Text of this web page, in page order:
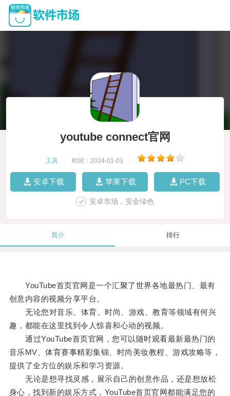
youtube connect官网
工具 时间：2024-01-03
安卓下载 苹果下载 PC下载
安卓市场，安全绿色
简介 排行
YouTube首页官网是一个汇聚了世界各地最热门、最有
创意内容的视频分享平台。
无论您对音乐、体育、时尚、游戏、教育等领域有何兴
趣，都能在这里找到令人惊喜和心动的视频。
通过YouTube首页官网，您可以随时观看最新最热门的
音乐MV、体育赛事精彩集锦、时尚美妆教程、游戏攻略等，
提供了全方位的娱乐和学习资源。
无论是想寻找灵感，展示自己的创意作品，还是想放松
身心，找到新的娱乐方式，YouTube首页官网都能满足您的